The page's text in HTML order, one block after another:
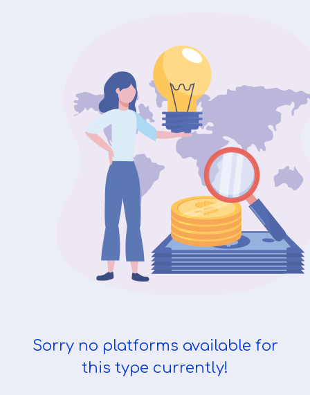
Sorry no platforms available for
this type currently!